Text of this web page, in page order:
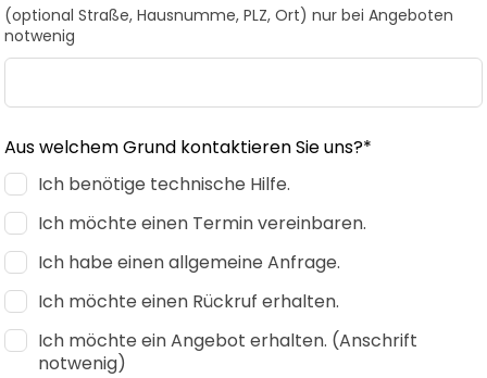
(optional Straße, Hausnumme, PLZ, Ort) nur bei Angeboten
notwenig
Aus welchem Grund kontaktieren Sie uns?*
Ich benötige technische Hilfe.
Ich möchte einen Termin vereinbaren.
Ich habe einen allgemeine Anfrage.
Ich möchte einen Rückruf erhalten.
Ich möchte ein Angebot erhalten. (Anschrift
notwenig)